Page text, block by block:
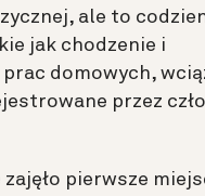
ale to
jak chodzenie i
domowych,
przez
zajęło pierwsze